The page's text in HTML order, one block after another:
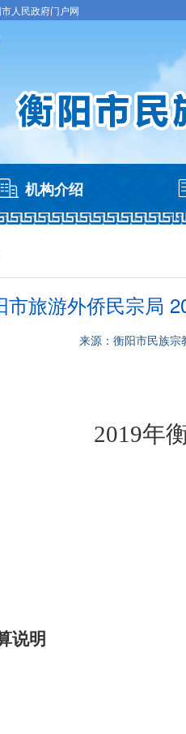
人民政府门户网
机构介绍
市旅游外侨民宗局
来源：衡阳市民
2019年
说明